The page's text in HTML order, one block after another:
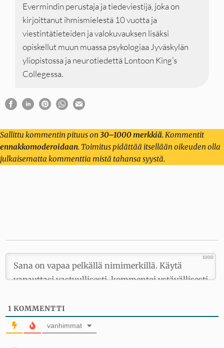
Evermindin perustaja ja tiedeviestijä, joka on
kirjoittanut ihmismielestä 10 vuotta ja
viestintätieteiden ja valokuvauksen lisäksi
opiskellut muun muassa psykologiaa Jyväskylän
yliopistossa ja neurotiedettä Lontoon King’s
Collegessa.
Sallittu kommentin pituus on 30–1000 merkkiä. Kommentit
ennakkomoderoidaan. Toimitus pidättää itsellään oikeuden olla
julkaisematta kommenttia mistä tahansa syystä.
1000
1 KOMMENTTI
vanhimmat